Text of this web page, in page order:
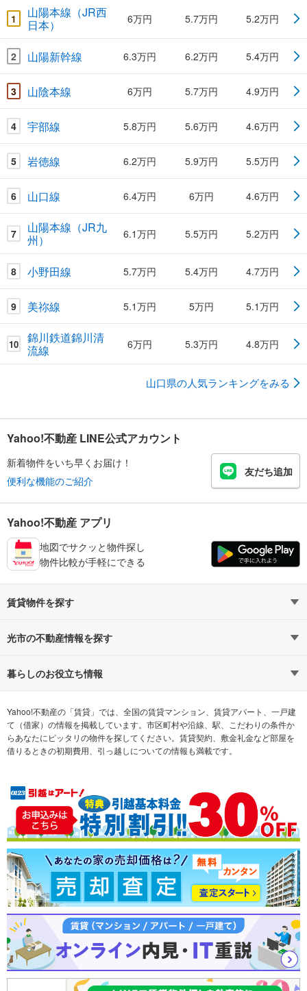
1
山陽本線（JR西
日本）
6万円 5.7万円 5.2万円
2 山陽新幹線 6.3万円 6.2万円 5.4万円
3 山陰本線 6万円 5.7万円 4.9万円
4 宇部線 5.8万円 5.6万円 4.6万円
5 岩徳線 6.2万円 5.9万円 5.5万円
6 山口線 6.4万円 6万円 4.6万円
7
山陽本線（JR九
州）
6.1万円 5.5万円 5.2万円
8 小野田線 5.7万円 5.4万円 4.7万円
9 美祢線 5.1万円 5万円 5.1万円
10
錦川鉄道錦川清
流線
6万円 5.3万円 4.8万円
山口県の人気ランキングをみる
Yahoo!不動産 LINE公式アカウント
新着物件をいち早くお届け！
便利な機能のご紹介
友だち追加
Yahoo!不動産 アプリ
地図でサクッと物件探し
物件比較が手軽にできる
賃貸物件を探す
路線・駅から探す
通勤時間から探す
不動産会社から探す 希望の条件から探す
テーマから探す ランキングから探す
光市の不動産情報を探す
不動産・住宅
新築マンション 中古マンション
新築一戸建て 中古一戸建て
売却査定
暮らしのお役立ち情報
マンションカタログ 教えて！住まいの先生
Yahoo!不動産の「賃貸」では、全国の賃貸マンション、賃貸アパート、一戸建
て（借家）の情報を掲載しています。市区町村や沿線、駅、こだわりの条件か
らあなたにピッタリの物件を探してください。賃貸契約、敷金礼金など部屋を
借りるときの初期費用、引っ越しについての情報も満載です。